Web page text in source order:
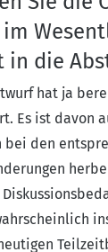
in die
hat ja
Es ist davon
bei den